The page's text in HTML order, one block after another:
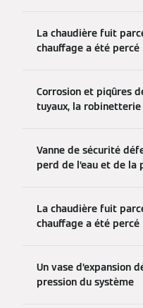
La chaudière fuit
chauffage a été percé
Corrosion et piqûres
tuyaux, la
Vanne de sécurité
perd de l’eau et de la
La chaudière fuit
chauffage a été percé
Un vase d’expansion
pression du système